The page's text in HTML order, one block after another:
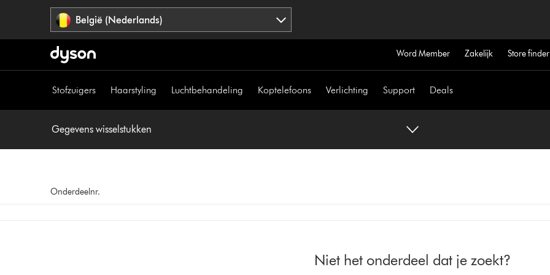
België (Nederlands)
Word Member Zakelijk Store finder
Stofzuigers Haarstyling Luchtbehandeling Koptelefoons Verlichting Support Deals
Gegevens wisselstukken
Onderdeelnr.
Niet het onderdeel dat je zoekt?